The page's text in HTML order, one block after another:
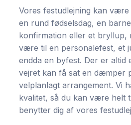
Vores festudlejning kan være
en rund fødselsdag, en
konfirmation eller et bryllup,
være til en personalefest, et
endda en byfest. Der er altid
vejret kan få sat en dæmper
velplanlagt arrangement. Vi
kvalitet, så du kan være helt
benytter dig af vores